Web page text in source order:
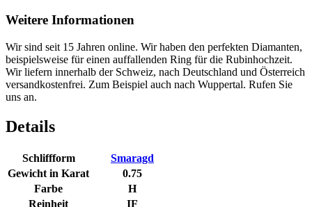
Weitere Informationen
Wir sind seit 15 Jahren online. Wir haben den perfekten Diamanten,
beispielsweise für einen auffallenden Ring für die Rubinhochzeit.
Wir liefern innerhalb der Schweiz, nach Deutschland und Österreich
versandkostenfrei. Zum Beispiel auch nach Wuppertal. Rufen Sie
uns an.
Details
Schliffform
Smaragd
Gewicht in Karat
0.75
Farbe
H
Reinheit
IF